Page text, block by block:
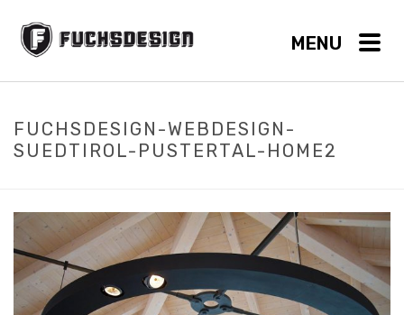
FUCHSDESIGN-WEBDESIGN-
SUEDTIROL-PUSTERTAL-HOME2